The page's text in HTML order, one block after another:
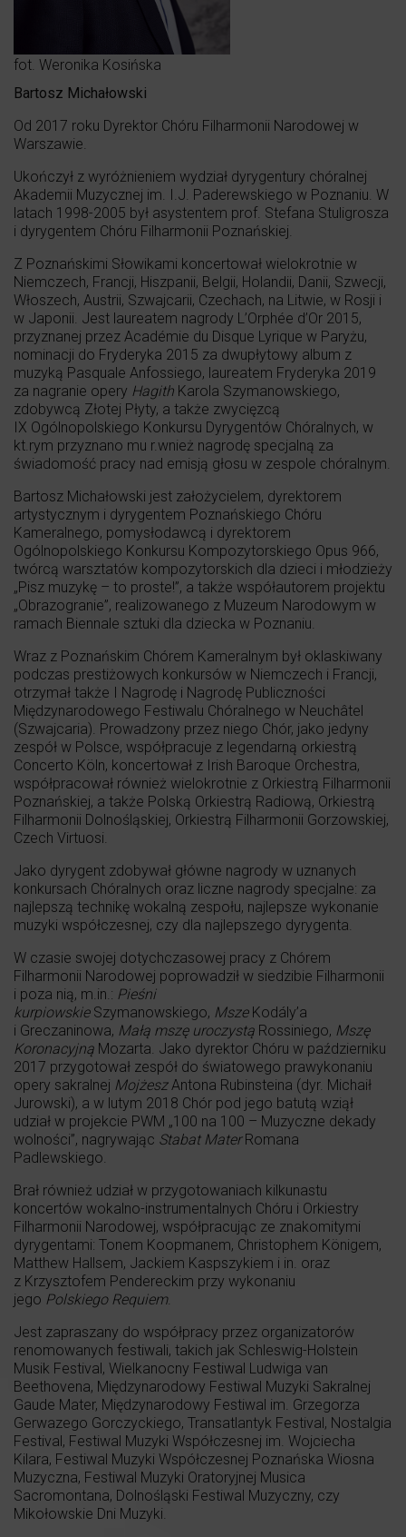
fot. Weronika Kosińska
Bartosz Michałowski
Od 2017 roku Dyrektor Chóru Filharmonii Narodowej w
Warszawie.
Ukończył z wyróżnieniem wydział dyrygentury chóralnej
Akademii Muzycznej im. I.J. Paderewskiego w Poznaniu. W
latach 1998-2005 był asystentem prof. Stefana Stuligrosza
i dyrygentem Chóru Filharmonii Poznańskiej.
Z Poznańskimi Słowikami koncertował wielokrotnie w
Niemczech, Francji, Hiszpanii, Belgii, Holandii, Danii, Szwecji,
Włoszech, Austrii, Szwajcarii, Czechach, na Litwie, w Rosji i
w Japonii. Jest laureatem nagrody L’Orphée d’Or 2015,
przyznanej przez Académie du Disque Lyrique w Paryżu,
nominacji do Fryderyka 2015 za dwupłytowy album z
muzyką Pasquale Anfossiego, laureatem Fryderyka 2019
za nagranie opery Hagith Karola Szymanowskiego,
zdobywcą Złotej Płyty, a także zwycięzcą
IX Ogólnopolskiego Konkursu Dyrygentów Chóralnych, w
kt.rym przyznano mu r.wnież nagrodę specjalną za
świadomość pracy nad emisją głosu w zespole chóralnym.
Bartosz Michałowski jest założycielem, dyrektorem
artystycznym i dyrygentem Poznańskiego Chóru
Kameralnego, pomysłodawcą i dyrektorem
Ogólnopolskiego Konkursu Kompozytorskiego Opus 966,
twórcą warsztatów kompozytorskich dla dzieci i młodzieży
„Pisz muzykę – to proste!”, a także współautorem projektu
„Obrazogranie”, realizowanego z Muzeum Narodowym w
ramach Biennale sztuki dla dziecka w Poznaniu.
Wraz z Poznańskim Chórem Kameralnym był oklaskiwany
podczas prestiżowych konkursów w Niemczech i Francji,
otrzymał także I Nagrodę i Nagrodę Publiczności
Międzynarodowego Festiwalu Chóralnego w Neuchâtel
(Szwajcaria). Prowadzony przez niego Chór, jako jedyny
zespół w Polsce, współpracuje z legendarną orkiestrą
Concerto Köln, koncertował z Irish Baroque Orchestra,
współpracował również wielokrotnie z Orkiestrą Filharmonii
Poznańskiej, a także Polską Orkiestrą Radiową, Orkiestrą
Filharmonii Dolnośląskiej, Orkiestrą Filharmonii Gorzowskiej,
Czech Virtuosi.
Jako dyrygent zdobywał główne nagrody w uznanych
konkursach Chóralnych oraz liczne nagrody specjalne: za
najlepszą technikę wokalną zespołu, najlepsze wykonanie
muzyki współczesnej, czy dla najlepszego dyrygenta.
W czasie swojej dotychczasowej pracy z Chórem
Filharmonii Narodowej poprowadził w siedzibie Filharmonii
i poza nią, m.in.: Pieśni
kurpiowskieSzymanowskiego, MszeKodály’a
i Greczaninowa, Małą mszę uroczystą Rossiniego, Mszę
Koronacyjną Mozarta. Jako dyrektor Chóru w październiku
2017 przygotował zespół do światowego prawykonaniu
opery sakralnej MojżeszAntona Rubinsteina (dyr. Michaił
Jurowski), a w lutym 2018 Chór pod jego batutą wziął
udział w projekcie PWM „100 na 100 – Muzyczne dekady
wolności”, nagrywając Stabat MaterRomana
Padlewskiego.
Brał również udział w przygotowaniach kilkunastu
koncertów wokalno-instrumentalnych Chóru i Orkiestry
Filharmonii Narodowej, współpracując ze znakomitymi
dyrygentami: Tonem Koopmanem, Christophem Königem,
Matthew Hallsem, Jackiem Kaspszykiem i in. oraz
z Krzysztofem Pendereckim przy wykonaniu
jego Polskiego Requiem.
Jest zapraszany do współpracy przez organizatorów
renomowanych festiwali, takich jak Schleswig-Holstein
Musik Festival, Wielkanocny Festiwal Ludwiga van
Beethovena, Międzynarodowy Festiwal Muzyki Sakralnej
Gaude Mater, Międzynarodowy Festiwal im. Grzegorza
Gerwazego Gorczyckiego, Transatlantyk Festival, Nostalgia
Festival, Festiwal Muzyki Współczesnej im. Wojciecha
Kilara, Festiwal Muzyki Współczesnej Poznańska Wiosna
Muzyczna, Festiwal Muzyki Oratoryjnej Musica
Sacromontana, Dolnośląski Festiwal Muzyczny, czy
Mikołowskie Dni Muzyki.